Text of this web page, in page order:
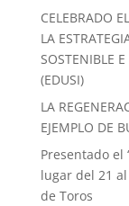
CELEBRADO
LA
SOSTENIBLE
(EDUSI)
LA
EJEMPLO DE
Presentado el
lugar del 21
de Toros